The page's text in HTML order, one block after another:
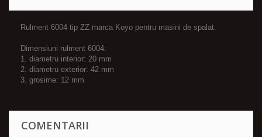
Rulment 6004 tip ZZ marca Koyo pentru masini de spalat.
Dimensiuni rulment 6004:
1. diametru interior: 20 mm
2. diametru exterior: 42 mm
3. grosime: 12 mm
COMENTARII